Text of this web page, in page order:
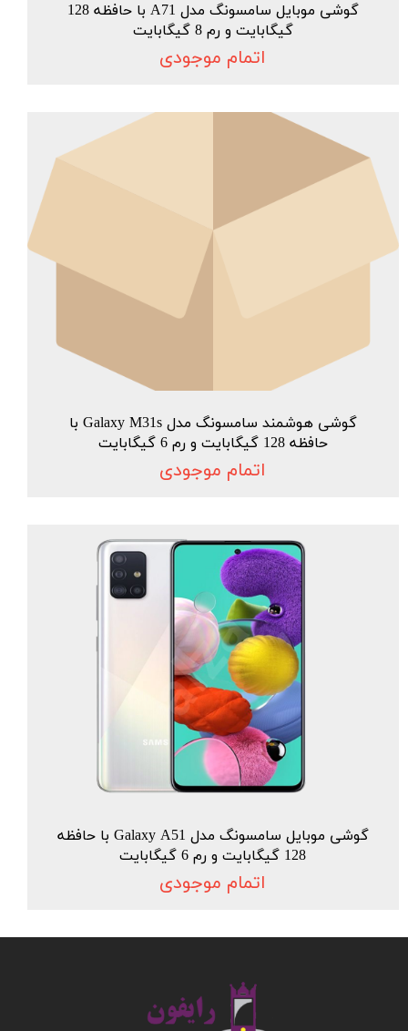
گوشی موبایل سامسونگ مدل A71 با حافظه 128
گیگابایت و رم 8 گیگابایت
اتمام موجودی
گوشی هوشمند سامسونگ مدل Galaxy M31s با
حافظه 128 گیگابایت و رم 6 گیگابایت
اتمام موجودی
گوشی موبایل سامسونگ مدل Galaxy A51 با حافظه
128 گیگابایت و رم 6 گیگابایت
اتمام موجودی